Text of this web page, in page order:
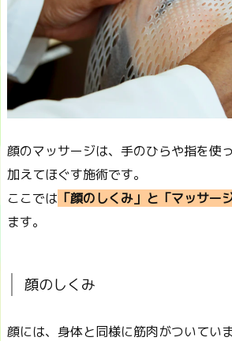
顔のマッサージは、手のひらや指を使
加えてほぐす施術です。
ここでは 「顔のしくみ」と「マッサー
ます。
顔のしくみ
顔には、身体と同様に筋肉がついていま